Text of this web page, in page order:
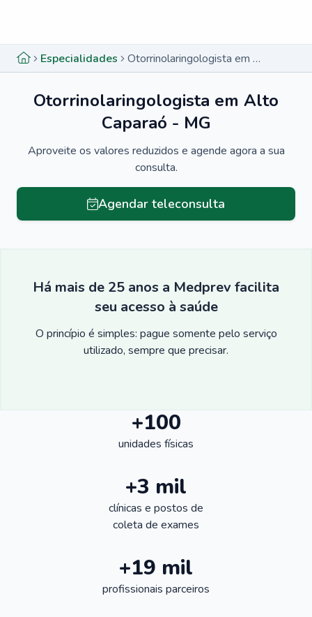
Especialidades Otorrinolaringologista em Alto Caparaó - MG
Otorrinolaringologista em Alto
Caparaó - MG
Aproveite os valores reduzidos e agende agora a sua
consulta.
Agendar teleconsulta
Há mais de 25 anos a Medprev facilita
seu acesso à saúde
O princípio é simples: pague somente pelo serviço
utilizado, sempre que precisar.
+100
unidades físicas
+3 mil
clínicas e postos de
coleta de exames
+19 mil
profissionais parceiros